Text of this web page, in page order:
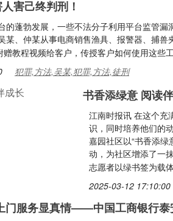
害己终判刑！
的蓬勃发展，一些不法分子利用平台监管漏
某、仲某从事电商销售渔具、报警器、捕
赠教程视频给客户，传授客户如何使用这些
犯罪,方法,吴某,犯罪,方法,徒刑
书香添绿意 阅读
江南时报讯 在这个充
识，同时培养他们的
嘉园社区以“书香添
动，为社区增添了一
志愿者以绿书签为载
2025-03-12 17:10:00
门服务显真情——中国工商银行泰